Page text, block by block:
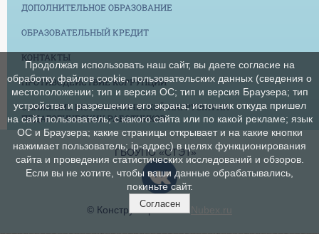
ДОПОЛНИТЕЛЬНОЕ ОБРАЗОВАНИЕ
ОБРАЗОВАТЕЛЬНЫЙ КРЕДИТ
КОНТАКТЫ
ПРОТИВОДЕЙСТВИЕ КОРРУПЦИИ
СНИЖЕНИЕ БЮРОКРАТИЧЕСКОЙ НАГРУЗКИ НА
ПЕДАГОГИЧЕСКИХ РАБОТНИКОВ
ГБОУПО «СТЭТ»
© Конструктор сайтов Nubex.ru
Продолжая использовать наш сайт, вы даете согласие на
обработку файлов cookie, пользовательских данных (сведения о
местоположении; тип и версия ОС; тип и версия Браузера; тип
устройства и разрешение его экрана; источник откуда пришел
на сайт пользователь; с какого сайта или по какой рекламе; язык
ОС и Браузера; какие страницы открывает и на какие кнопки
нажимает пользователь; ip-адрес) в целях функционирования
сайта и проведения статистических исследований и обзоров.
Если вы не хотите, чтобы ваши данные обрабатывались,
покиньте сайт.
Согласен